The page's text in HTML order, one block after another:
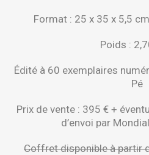
Format : 25 x 35 x 5,5
Poids :
Édité à 60 exemplaires
Pé
Prix de vente : 395 € +
d’envoi par
Coffret disponible à partir